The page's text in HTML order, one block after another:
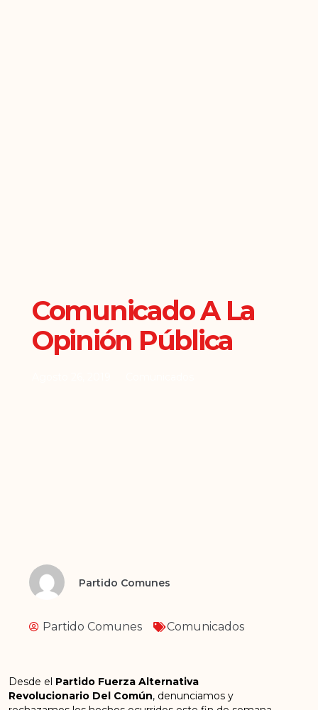
Comunicado A La
Opinión Pública
Partido Comunes
Partido Comunes Comunicados
Desde el Partido Fuerza Alternativa
Revolucionario Del Común, denunciamos y